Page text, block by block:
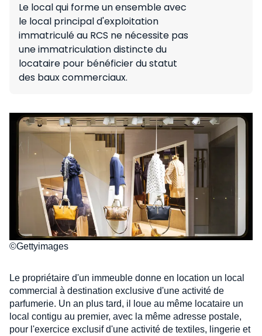
Le local qui forme un ensemble avec
le local principal d'exploitation
immatriculé au RCS ne nécessite pas
une immatriculation distincte du
locataire pour bénéficier du statut
des baux commerciaux.
©Gettyimages
Le propriétaire d'un immeuble donne en location un local
commercial à destination exclusive d'une activité de
parfumerie. Un an plus tard, il loue au même locataire un
local contigu au premier, avec la même adresse postale,
pour l'exercice exclusif d'une activité de textiles, lingerie et